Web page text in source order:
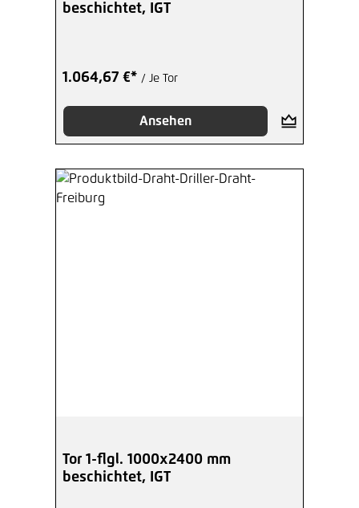
beschichtet, IGT
1.064,67 €* / Je Tor
Ansehen
Tor 1-flgl. 1000x2400 mm
beschichtet, IGT